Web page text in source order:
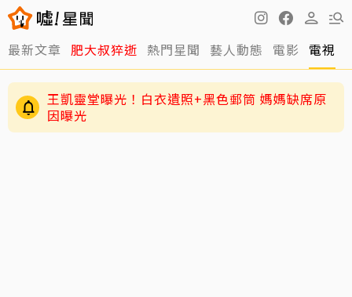
最新文章 肥大叔猝逝 熱門星聞 藝人動態 電影 電視
王凱靈堂曝光！白衣遺照+黑色郵筒 媽媽缺席原
因曝光